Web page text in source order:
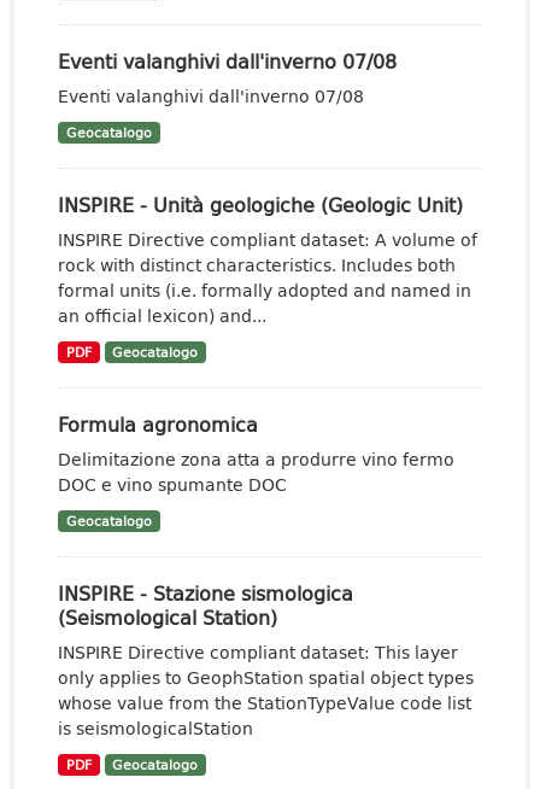
Eventi valanghivi dall'inverno 07/08
Eventi valanghivi dall'inverno 07/08
Geocatalogo
INSPIRE - Unità geologiche (Geologic Unit)
INSPIRE Directive compliant dataset: A volume of
rock with distinct characteristics. Includes both
formal units (i.e. formally adopted and named in
an official lexicon) and...
PDF Geocatalogo
Formula agronomica
Delimitazione zona atta a produrre vino fermo
DOC e vino spumante DOC
Geocatalogo
INSPIRE - Stazione sismologica
(Seismological Station)
INSPIRE Directive compliant dataset: This layer
only applies to GeophStation spatial object types
whose value from the StationTypeValue code list
is seismologicalStation
PDF Geocatalogo